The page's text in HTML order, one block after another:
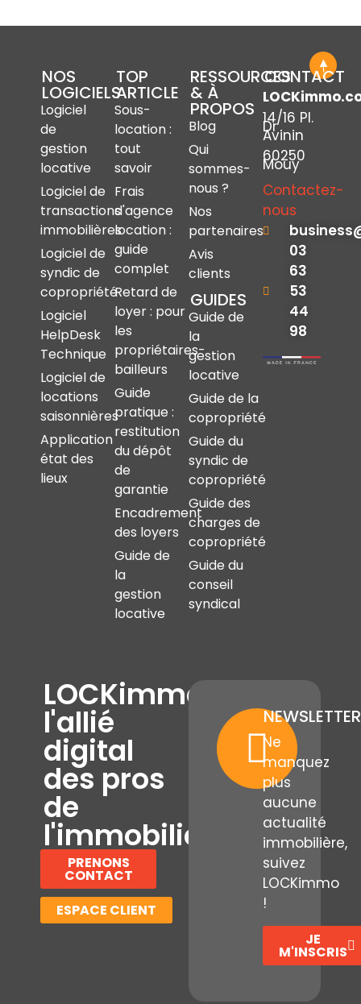
NOS
LOGICIELS
Logiciel
de
gestion
locative
Logiciel de
transactions
immobilières
Logiciel de
syndic de
copropriété
Logiciel
HelpDesk
Technique
Logiciel de
locations
saisonnières
Application
état des
lieux
TOP
ARTICLE
Sous-
location :
tout
savoir
Frais
d'agence
location :
guide
complet
Retard de
loyer : pour
les
propriétaires-
bailleurs
Guide
pratique :
restitution
du dépôt
de
garantie
Encadrement
des loyers
Guide de
la
gestion
locative
RESSOURCES
& À
PROPOS
Blog
Qui
sommes-
nous ?
Nos
partenaires
Avis
clients
GUIDES
Guide de
la
gestion
locative
Guide de la
copropriété
Guide du
syndic de
copropriété
Guide des
charges de
copropriété
Guide du
conseil
syndical
CONTACT
14/16 Pl.
Dr
Avinin
60250
Mouy
Contactez-
nous
03
63
53
44
98
LOCKimmo,
l'allié
digital
des pros
de
l'immobilier
PRENONS
CONTACT
ESPACE CLIENT
NEWSLETTER
Ne
manquez
plus
aucune
actualité
immobilière,
suivez
LOCKimmo
!
JE
M'INSCRIS